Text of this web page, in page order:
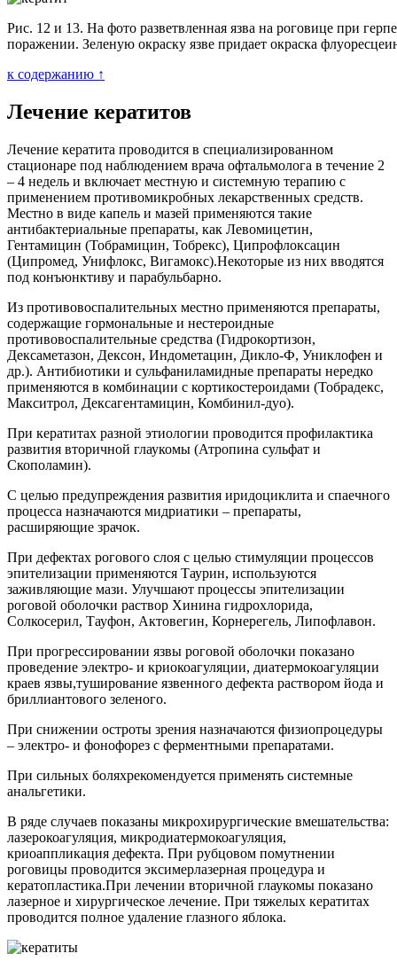
Рис. 12 и 13. На фото разветвленная язва на роговице при
поражении. Зеленую окраску язве придает окраска
к содержанию ↑
Лечение кератитов
Лечение кератита проводится в специализированном
стационаре под наблюдением врача офтальмолога в течение 2
– 4 недель и включает местную и системную терапию с
применением противомикробных лекарственных средств.
Местно в виде капель и мазей применяются такие
антибактериальные препараты, как Левомицетин,
Гентамицин (Тобрамицин, Тобрекс), Ципрофлоксацин
(Ципромед, Унифлокс, Вигамокс).Некоторые из них вводятся
под конъюнктиву и парабульбарно.
Из противовоспалительных местно применяются препараты,
содержащие гормональные и нестероидные
противовоспалительные средства (Гидрокортизон,
Дексаметазон, Дексон, Индометацин, Дикло-Ф, Униклофен и
др.). Антибиотики и сульфаниламидные препараты нередко
применяются в комбинации с кортикостероидами (Тобрадекс,
Макситрол, Дексагентамицин, Комбинил-дуо).
При кератитах разной этиологии проводится профилактика
развития вторичной глаукомы (Атропина сульфат и
Скополамин).
С целью предупреждения развития иридоциклита и спаечного
процесса назначаются мидриатики – препараты,
расширяющие зрачок.
При дефектах рогового слоя с целью стимуляции процессов
эпителизации применяются Таурин, используются
заживляющие мази. Улучшают процессы эпителизации
роговой оболочки раствор Хинина гидрохлорида,
Солкосерил, Тауфон, Актовегин, Корнерегель, Липофлавон.
При прогрессировании язвы роговой оболочки показано
проведение электро- и криокоагуляции, диатермокоагуляции
краев язвы,туширование язвенного дефекта раствором йода и
бриллиантового зеленого.
При снижении остроты зрения назначаются физиопроцедуры
– электро- и фонофорез с ферментными препаратами.
При сильных боляхрекомендуется применять системные
анальгетики.
В ряде случаев показаны микрохирургические вмешательства:
лазерокоагуляция, микродиатермокоагуляция,
криоаппликация дефекта. При рубцовом помутнении
роговицы проводится эксимерлазерная процедура и
кератопластика.При лечении вторичной глаукомы показано
лазерное и хирургическое лечение. При тяжелых кератитах
проводится полное удаление глазного яблока.